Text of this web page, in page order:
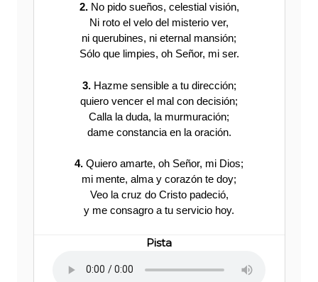
2.No pido sueños, celestial visión,
Ni roto el velo del misterio ver,
ni querubines, ni eternal mansión;
Sólo que limpies, oh Señor, mi ser.
3.Hazme sensible a tu dirección;
quiero vencer el mal con decisión;
Calla la duda, la murmuración;
dame constancia en la oración.
4. Quiero amarte, oh Señor, mi Dios;
mi mente, alma y corazón te doy;
Veo la cruz do Cristo padeció,
y me consagro a tu servicio hoy.
Pista